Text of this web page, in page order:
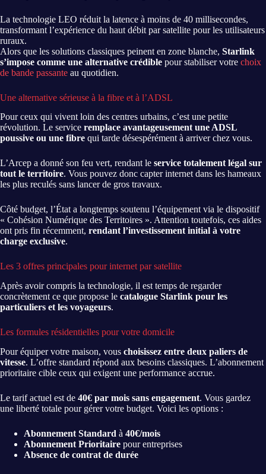
La technologie LEO réduit la latence à moins de 40 millisecondes,
transformant l’expérience du haut débit par satellite pour les utilisateurs
ruraux.
Alors que les solutions classiques peinent en zone blanche, Starlink
s’impose comme une alternative crédible pour stabiliser votre choix
de bande passante au quotidien.
Une alternative sérieuse à la fibre et à l’ADSL
Pour ceux qui vivent loin des centres urbains, c’est une petite
révolution. Le service remplace avantageusement une ADSL
poussive ou une fibre qui tarde désespérément à arriver chez vous.
L’Arcep a donné son feu vert, rendant le service totalement légal sur
tout le territoire. Vous pouvez donc capter internet dans les hameaux
les plus reculés sans lancer de gros travaux.
Côté budget, l’État a longtemps soutenu l’équipement via le dispositif
« Cohésion Numérique des Territoires ». Attention toutefois, ces aides
ont pris fin récemment, rendant l’investissement initial à votre
charge exclusive.
Les 3 offres principales pour internet par satellite
Après avoir compris la technologie, il est temps de regarder
concrètement ce que propose le catalogue Starlink pour les
particuliers et les voyageurs.
Les formules résidentielles pour votre domicile
Pour équiper votre maison, vous choisissez entre deux paliers de
vitesse. L’offre standard répond aux besoins classiques. L’abonnement
prioritaire cible ceux qui exigent une performance accrue.
Le tarif actuel est de 40€ par mois sans engagement. Vous gardez
une liberté totale pour gérer votre budget. Voici les options :
Abonnement Standard à 40€/mois
Abonnement Prioritaire pour entreprises
Absence de contrat de durée